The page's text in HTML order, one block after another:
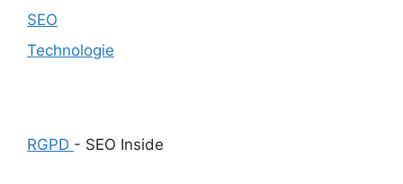
SEO
Technologie
RGPD - SEO Inside